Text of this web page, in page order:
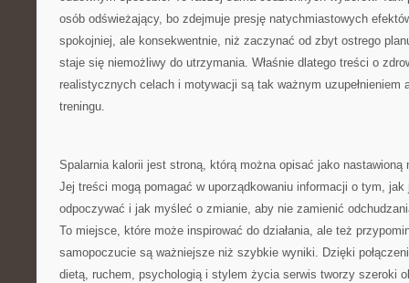
osób odświeżający, bo zdejmuje presję natychmiastowych
spokojniej, ale konsekwentnie, niż zaczynać od zbyt ostrego
staje się niemożliwy do utrzymania. Właśnie dlatego treści o
realistycznych celach i motywacji są tak ważnym uzupełnieniem
treningu.
Spalarnia kalorii jest stroną, którą można opisać jako nastawioną
Jej treści mogą pomagać w uporządkowaniu informacji o tym,
odpoczywać i jak myśleć o zmianie, aby nie zamienić
To miejsce, które może inspirować do działania, ale też
samopoczucie są ważniejsze niż szybkie wyniki. Dzięki
dietą, ruchem, psychologią i stylem życia serwis tworzy szeroki